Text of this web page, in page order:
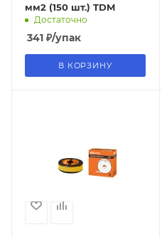
мм2 (150 шт.) TDM
Достаточно
341 ₽/упак
В КОРЗИНУ